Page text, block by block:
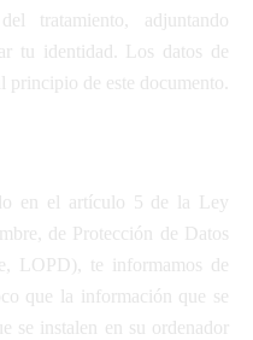
tratamiento, adjuntando
tu identidad. Los datos de
principio de este documento.
en el artículo 5 de la Ley
de Protección de Datos
LOPD), te informamos de
que la información que se
se instalen en su ordenador